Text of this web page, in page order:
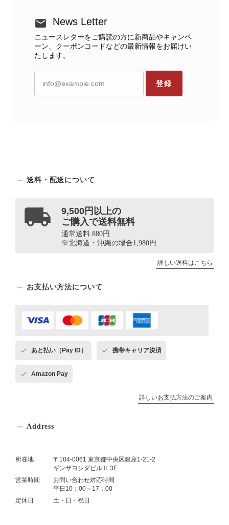
News Letter
ニュースレターをご購読の方に新商品やキャンペ
ーン、クーポンコードなどの最新情報をお届けい
たします。
登録
送料・配送について
9,500円以上の
ご購入で送料無料
通常送料 880円
※北海道・沖縄の場合1,980円
詳しい送料はこちら
お支払い方法について
あと払い（Pay ID） 携帯キャリア決済
Amazon Pay
詳しいお支払方法のご案内
Address
所在地
〒104-0061 東京都中央区銀座1-21-2
ギンザヨシダビルⅡ 3F
営業時間
お問い合わせ対応時間
平日10：00～17：00
定休日
土・日・祝日